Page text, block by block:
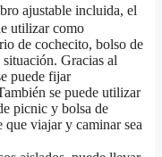
ajustable incluida, el
utilizar como
de cochecito, bolso de
Gracias al
puede fijar
se puede utilizar
picnic y bolsa de
que viajar y caminar sea